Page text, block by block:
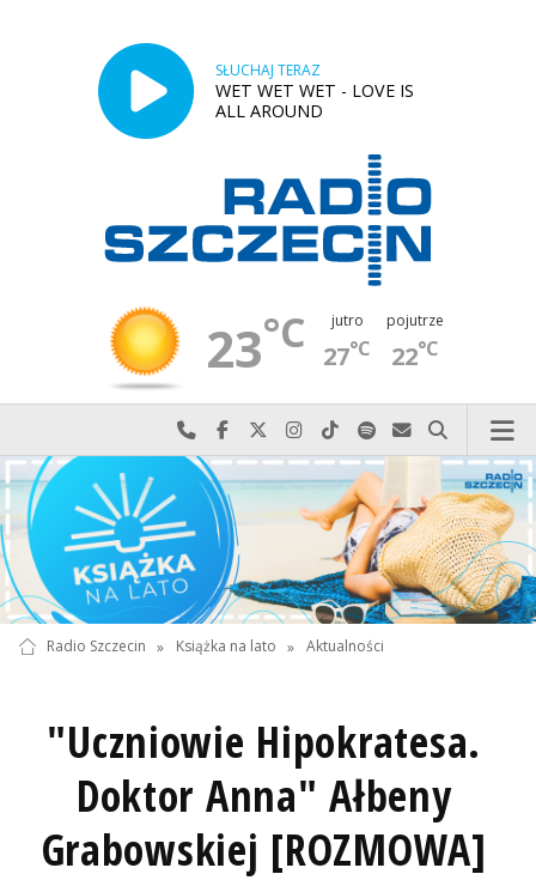
SŁUCHAJ TERAZ
WET WET WET - LOVE IS
ALL AROUND
23°C jutro
27°C
pojutrze
22°C
Najlepiej po prostu do nas zadzwoń
Odwiedź nas na Facebook-u
Odwiedź nas na X
Odwiedź nas na Instagram-ie
Odwiedź nas na TikTok-u
Szukaj nas na Spotify
Wyślij do nas
Szukaj
Radio Szczecin » Książka na lato » Aktualności
"Uczniowie Hipokratesa.
Doktor Anna" Ałbeny
Grabowskiej [ROZMOWA]